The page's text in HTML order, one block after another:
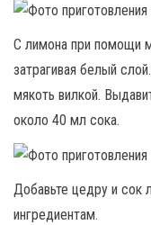
С лимона при помощи
затрагивая белый
мякоть вилкой.
около 40 мл сока.
Добавьте цедру и сок
ингредиентам.